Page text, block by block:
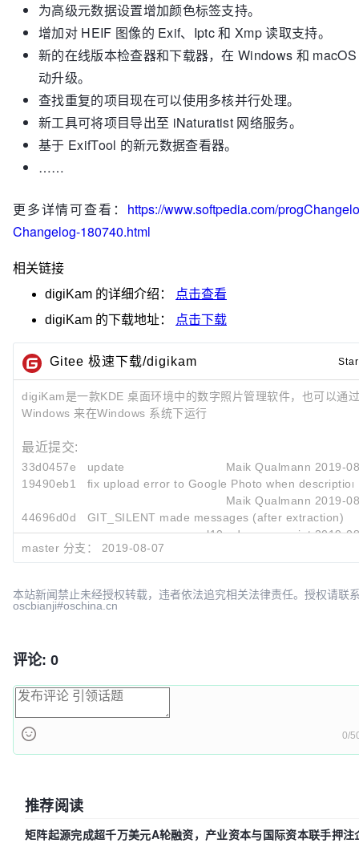
为高级元数据设置增加颜色标签支持。
增加对 HEIF 图像的 Exif、Iptc 和 Xmp 读取支持。
新的在线版本检查器和下载器，在 Windows 和
动升级。
查找重复的项目现在可以使用多核并行处理。
新工具可将项目导出至 iNaturatist 网络服务。
基于 ExifTool 的新元数据查看器。
……
更多详情可查看： https://www.softpedia.com/
Changelog-180740.html
相关链接
digiKam 的详细介绍：
点击查看
digiKam 的下载地址： 点击下载
Gitee 极速下载/digikam
digiKam是一款KDE 桌面环境中的数字照片管理软件，也可以通
Windows 来在Windows 系统下运行
最近提交:
33d0457e update Maik Qualmann 2019-
19490eb1
fix upload error to Google Photo when
Maik Qualmann 2019-
44696d0d
GIT_SILENT made messages (after extraction)
l10n daemon script 2019-
master 分支：
2019-08-07
本站新闻禁止未经授权转载，违者依法追究相关法律责任。授权请联
oscbianji#oschina.cn
评论: 0
0/
推荐阅读
矩阵起源完成超千万美元A轮融资，产业资本与国际资本联手押注